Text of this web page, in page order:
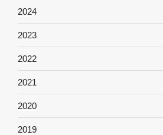
2024
2023
2022
2021
2020
2019